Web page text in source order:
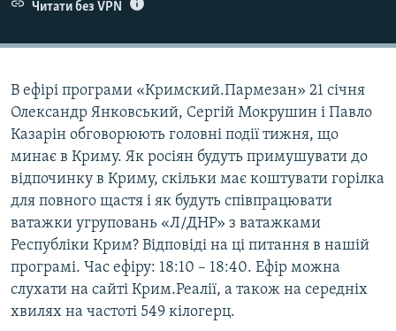
Усі сайти RFE/RL
Читати без VPN
В ефірі програми «Кримский.Пармезан» 21 січня
Олександр Янковський, Сергій Мокрушин і Павло
Казарін обговорюють головні події тижня, що
минає в Криму. Як росіян будуть примушувати до
відпочинку в Криму, скільки має коштувати горілка
для повного щастя і як будуть співпрацювати
ватажки угруповань «Л/ДНР» з ватажками
Республіки Крим? Відповіді на ці питання в нашій
програмі. Час ефіру: 18:10 – 18:40. Ефір можна
слухати на сайті Крим.Реалії, а також на середніх
хвилях на частоті 549 кілогерц.